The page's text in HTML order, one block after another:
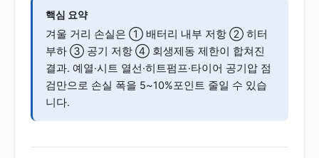
핵심 요약
겨울 거리 손실은 ① 배터리 내부 저항 ② 히터
부하 ③ 공기 저항 ④ 회생제동 제한이 합쳐진
결과. 예열·시트 열선·히트펌프·타이어 공기압 점
검만으로 손실 폭을 5~10%포인트 줄일 수 있습
니다.